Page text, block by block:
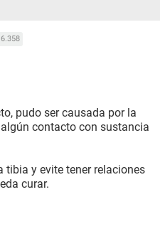
pudo ser causada por la
contacto con sustancia
tibia y evite tener relaciones
curar.